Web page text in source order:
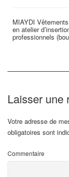
MIAYDI
en atelier
professionnels
Laisser une
Votre adresse de
obligatoires sont
Commentaire